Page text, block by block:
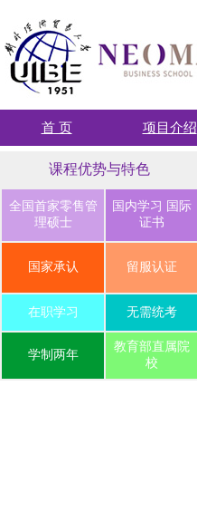
首 页 项目介绍
课程优势与特色
全国首家零售管
理硕士
国内学习 国际
证书
国家承认 留服认证
在职学习 无需统考
学制两年
教育部直属院
校